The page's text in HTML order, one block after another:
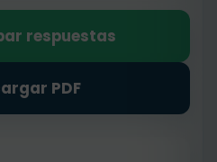
respuestas
PDF